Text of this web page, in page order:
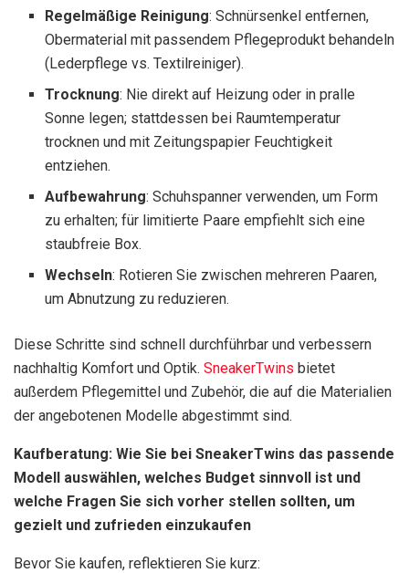
Regelmäßige Reinigung: Schnürsenkel entfernen,
Obermaterial mit passendem Pflegeprodukt behandeln
(Lederpflege vs. Textilreiniger).
Trocknung: Nie direkt auf Heizung oder in pralle
Sonne legen; stattdessen bei Raumtemperatur
trocknen und mit Zeitungspapier Feuchtigkeit
entziehen.
Aufbewahrung: Schuhspanner verwenden, um Form
zu erhalten; für limitierte Paare empfiehlt sich eine
staubfreie Box.
Wechseln: Rotieren Sie zwischen mehreren Paaren,
um Abnutzung zu reduzieren.
Diese Schritte sind schnell durchführbar und verbessern
nachhaltig Komfort und Optik. SneakerTwins bietet
außerdem Pflegemittel und Zubehör, die auf die Materialien
der angebotenen Modelle abgestimmt sind.
Kaufberatung: Wie Sie bei SneakerTwins das passende
Modell auswählen, welches Budget sinnvoll ist und
welche Fragen Sie sich vorher stellen sollten, um
gezielt und zufrieden einzukaufen
Bevor Sie kaufen, reflektieren Sie kurz: